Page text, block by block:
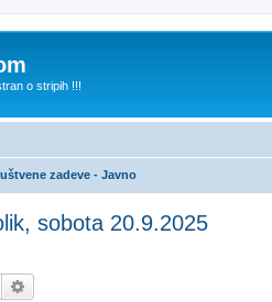
o stripih !!!
zadeve - Javno
sobota 20.9.2025
Search